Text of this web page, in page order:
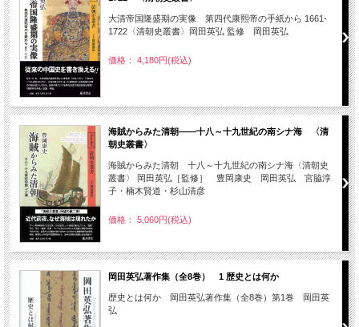
大清帝国隆盛期の実像 第四代康熙帝の手紙から 1661-
1722〈清朝史叢書〉岡田英弘 監修 岡田英弘
価格： 4,180円(税込)
海賊からみた清朝――十八～十九世紀の南シナ海 〈清
朝史叢書〉
海賊からみた清朝 十八～十九世紀の南シナ海〈清朝史
叢書〉 岡田英弘［監修］ 豊岡康史 岡田英弘 宮脇淳
子・楠木賢道・杉山清彦
価格： 5,060円(税込)
岡田英弘著作集（全8巻） 1 歴史とは何か
歴史とは何か 岡田英弘著作集（全8巻）第1巻 岡田英
弘